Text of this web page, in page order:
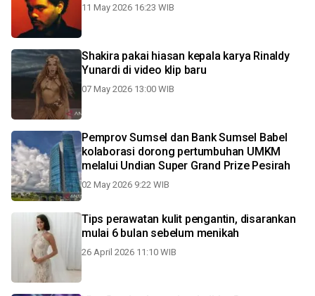
11 May 2026 16:23 WIB
Shakira pakai hiasan kepala karya Rinaldy
Yunardi di video klip baru
07 May 2026 13:00 WIB
Pemprov Sumsel dan Bank Sumsel Babel
kolaborasi dorong pertumbuhan UMKM
melalui Undian Super Grand Prize Pesirah
02 May 2026 9:22 WIB
Tips perawatan kulit pengantin, disarankan
mulai 6 bulan sebelum menikah
26 April 2026 11:10 WIB